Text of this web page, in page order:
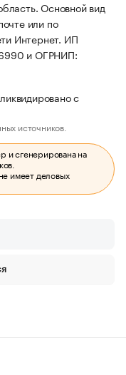
Основной вид
или по
Интернет. ИП
и ОГРНИП:
с
источников.
и сгенерирована на
имеет деловых